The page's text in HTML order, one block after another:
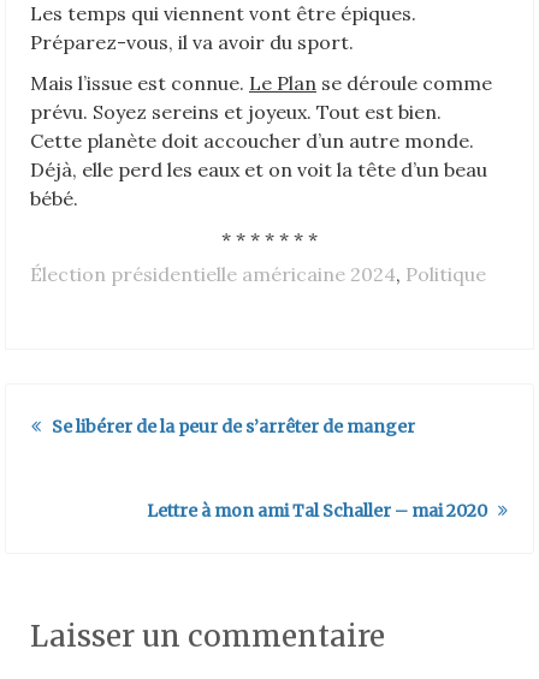
Les temps qui viennent vont être épiques.
Préparez-vous, il va avoir du sport.
Mais l’issue est connue. Le Plan se déroule comme
prévu. Soyez sereins et joyeux. Tout est bien.
Cette planète doit accoucher d’un autre monde.
Déjà, elle perd les eaux et on voit la tête d’un beau
bébé.
* * * * * * *
Élection présidentielle américaine 2024, Politique
Se libérer de la peur de s’arrêter de manger
Lettre à mon ami Tal Schaller – mai 2020
Laisser un commentaire